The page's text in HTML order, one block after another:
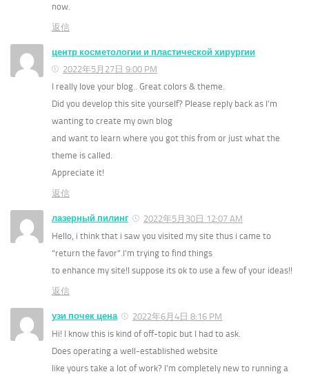
now.
返信
центр косметологии и пластической хирургии
2022年5月27日 9:00 PM
I really love your blog.. Great colors & theme.
Did you develop this site yourself? Please reply back as I’m
wanting to create my own blog
and want to learn where you got this from or just what the
theme is called.
Appreciate it!
返信
лазерный пилинг
2022年5月30日 12:07 AM
Hello, i think that i saw you visited my site thus i came to
“return the favor”.I’m trying to find things
to enhance my site!I suppose its ok to use a few of your ideas!!
返信
узи почек цена
2022年6月4日 8:16 PM
Hi! I know this is kind of off-topic but I had to ask.
Does operating a well-established website
like yours take a lot of work? I’m completely new to running a